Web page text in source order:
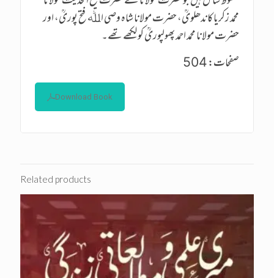
محمد زکریا کاندھلویؒ، حضرت مولانا شاہ وصی اﷲ فتح پوریؒ، اور
حضرت مولانا محمد احمد پھولپوریؒ کو لکھے تھے۔
صفحات: 504
Download Book
Related products